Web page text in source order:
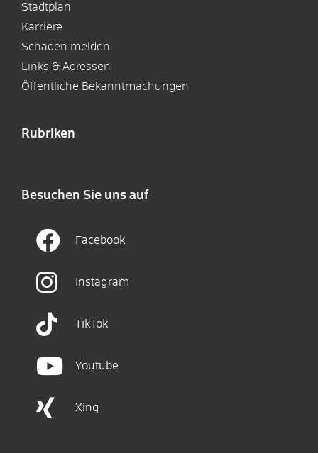
Stadtplan
Karriere
Schaden melden
Links & Adressen
Öffentliche Bekanntmachungen
Rubriken
Besuchen Sie uns auf
Facebook
Instagram
TikTok
Youtube
Xing